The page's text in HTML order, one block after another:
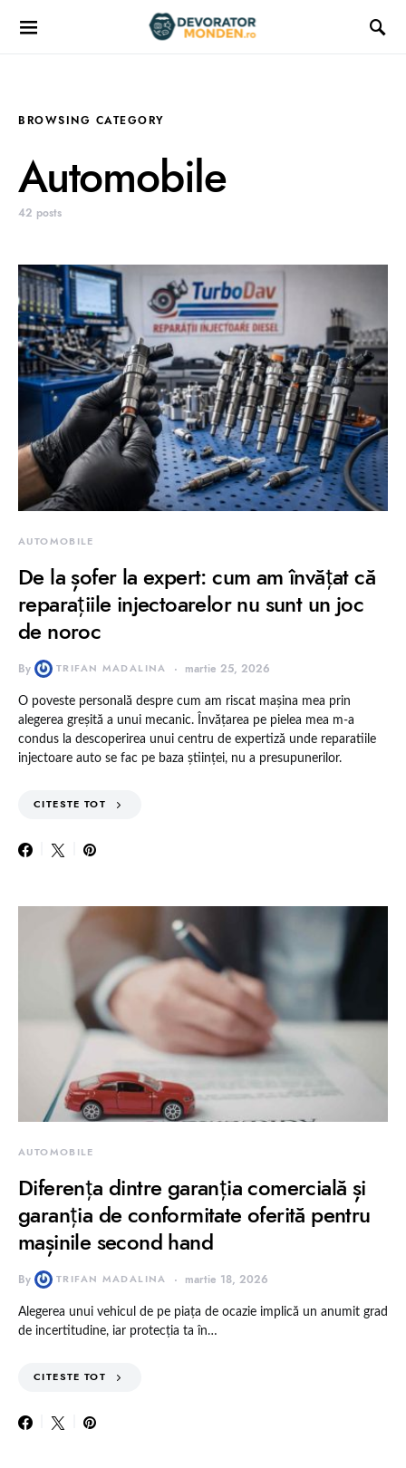
BROWSING CATEGORY
Automobile
42 posts
AUTOMOBILE
De la șofer la expert: cum am învățat că
reparațiile injectoarelor nu sunt un joc
de noroc
By TRIFAN MADALINA martie 25, 2026
O poveste personală despre cum am riscat mașina mea prin
alegerea greșită a unui mecanic. Învățarea pe pielea mea m-a
condus la descoperirea unui centru de expertiză unde reparatiile
injectoare auto se fac pe baza științei, nu a presupunerilor.
CITESTE TOT
AUTOMOBILE
Diferența dintre garanția comercială și
garanția de conformitate oferită pentru
mașinile second hand
By TRIFAN MADALINA martie 18, 2026
Alegerea unui vehicul de pe piața de ocazie implică un anumit grad
de incertitudine, iar protecția ta în…
CITESTE TOT